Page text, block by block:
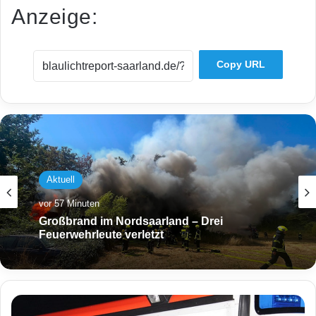
Anzeige:
Copy URL
Aktuell
vor 57 Minuten
Großbrand im Nordsaarland – Drei
Feuerwehrleute verletzt
Aktuell
vor 1 Stunde
Gasleitung bei Baggerarbeiten beschädigt –
18 Menschen in Rilchingen-Hanweiler
F